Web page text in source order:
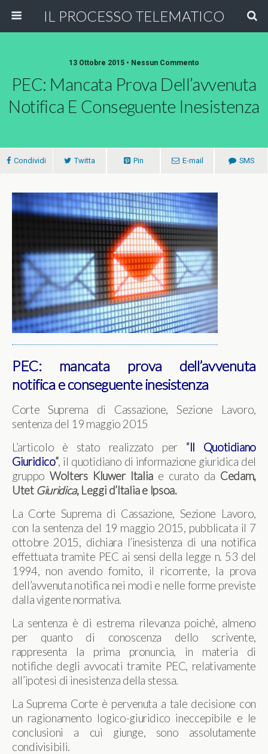
IL PROCESSO TELEMATICO
13 Ottobre 2015 • Nessun Commento
PEC: Mancata Prova Dell’avvenuta
Notifica E Conseguente Inesistenza
Condividi Twitta Pin E-mail SMS
PEC: mancata prova dell’avvenuta
notifica e conseguente inesistenza
Corte Suprema di Cassazione, Sezione Lavoro,
sentenza del 19 maggio 2015
L’articolo è stato realizzato per “Il Quotidiano
Giuridico”, il quotidiano di informazione giuridica del
gruppoWolters Kluwer Italiae curato da Cedam,
Utet Giuridica, Leggi d’Italia e Ipsoa.
La Corte Suprema di Cassazione, Sezione Lavoro,
con la sentenza del 19 maggio 2015, pubblicata il 7
ottobre 2015, dichiara l’inesistenza di una notifica
effettuata tramite PEC ai sensi della legge n. 53 del
1994, non avendo fornito, il ricorrente, la prova
dell’avvenuta notifica nei modi e nelle forme previste
dalla vigente normativa.
La sentenza è di estrema rilevanza poiché, almeno
per quanto di conoscenza dello scrivente,
rappresenta la prima pronuncia, in materia di
notifiche degli avvocati tramite PEC, relativamente
all’ipotesi di inesistenza della stessa.
La Suprema Corte è pervenuta a tale decisione con
un ragionamento logico-giuridico ineccepibile e le
conclusioni a cui giunge, sono assolutamente
condivisibili.